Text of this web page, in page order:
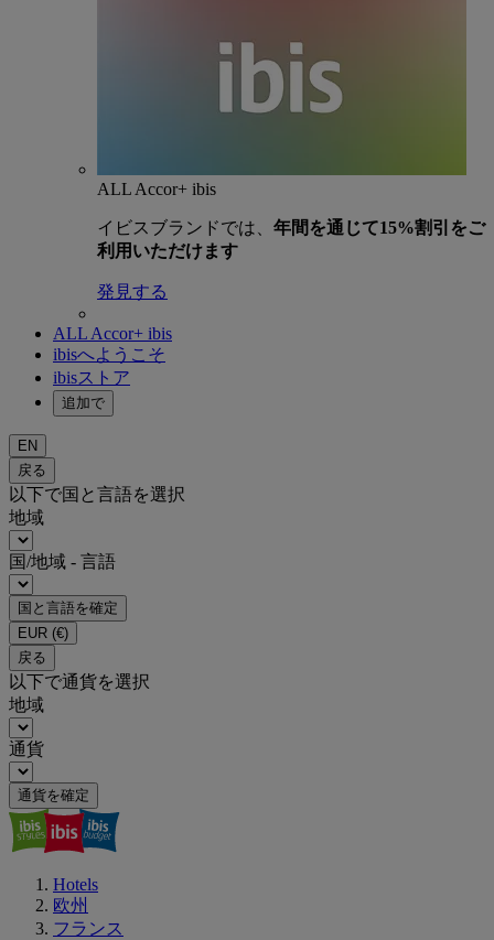
ALL Accor+ ibis
イビスブランドでは、 年間を通じて15%割引をご
利用いただけます
発見する
ALL Accor+ ibis
ibisへようこそ
ibisストア
追加で
EN
戻る
以下で国と言語を選択
地域
国/地域 - 言語
国と言語を確定
EUR (€)
戻る
以下で通貨を選択
地域
通貨
通貨を確定
Hotels
欧州
フランス